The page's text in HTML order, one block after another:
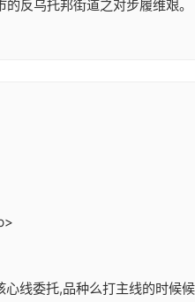
的反乌托邦街道之对步履维艰
线委托,品种么打主线的时候